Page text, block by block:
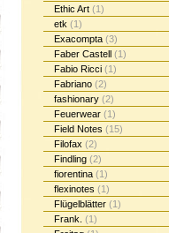
Ethic Art (1)
etk (1)
Exacompta (3)
Faber Castell (1)
Fabio Ricci (1)
Fabriano (2)
fashionary (2)
Feuerwear (1)
Field Notes (15)
Filofax (2)
Findling (2)
fiorentina (1)
flexinotes (1)
Flügelblätter (1)
Frank. (1)